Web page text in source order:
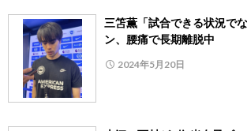
三笘薫「試合できる状況で
ン、腰痛で長期離脱中
2024年5月20日